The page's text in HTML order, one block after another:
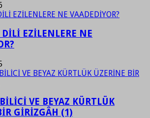
EZİLENLERE NE
VE BEYAZ KÜRTLÜK
GİRİZGÂH (1)